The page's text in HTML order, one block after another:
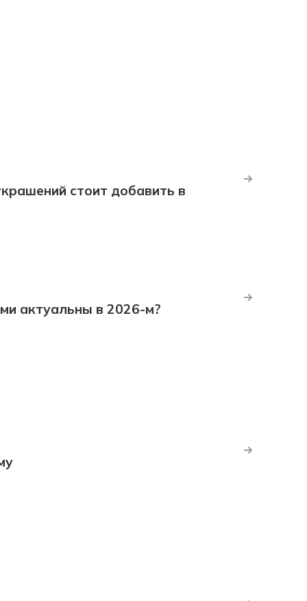
стоит добавить в
актуальны в 2026-м?